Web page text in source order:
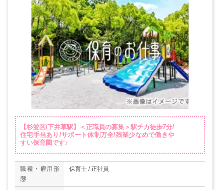
【杉並区/下井草駅】＜正職員の募集＞駅チカ徒歩7分/
住宅手当あり/サポート体制万全/残業少なめで働きや
すい保育園です♪
職種・雇用形
態
保育士 / 正社員